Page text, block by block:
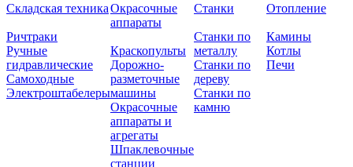
Складская техника
Ричтраки
Ручные
гидравлические
Самоходные
Электроштабелеры
Окрасочные
аппараты
Краскопульты
Дорожно-
разметочные
машины
Окрасочные
аппараты и
агрегаты
Шпаклевочные
станции
Станки
Станки по
металлу
Станки по
дереву
Станки по
камню
Отопление
Камины
Котлы
Печи